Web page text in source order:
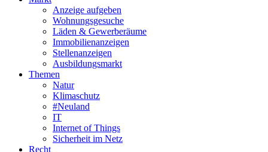
Anzeige aufgeben
Wohnungsgesuche
Läden & Gewerberäume
Immobilienanzeigen
Stellenanzeigen
Ausbildungsmarkt
Themen
Natur
Klimaschutz
#Neuland
IT
Internet of Things
Sicherheit im Netz
Recht